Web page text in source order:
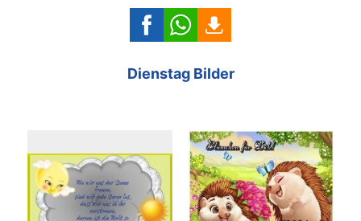
Dienstag Bilder